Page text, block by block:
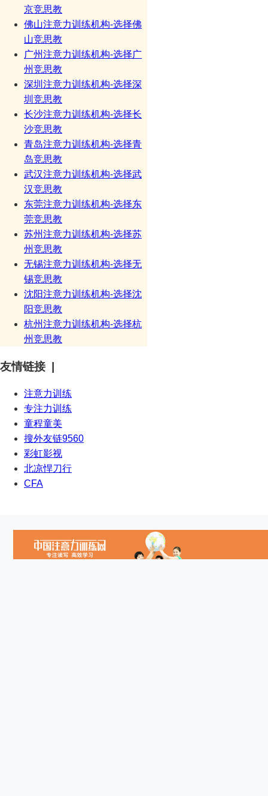
京竞思教
佛山注意力训练机构-选择佛
山竞思教
广州注意力训练机构-选择广
州竞思教
深圳注意力训练机构-选择深
圳竞思教
长沙注意力训练机构-选择长
沙竞思教
青岛注意力训练机构-选择青
岛竞思教
武汉注意力训练机构-选择武
汉竞思教
东莞注意力训练机构-选择东
莞竞思教
苏州注意力训练机构-选择苏
州竞思教
无锡注意力训练机构-选择无
锡竞思教
沈阳注意力训练机构-选择沈
阳竞思教
杭州注意力训练机构-选择杭
州竞思教
友情链接 |
注意力训练
专注力训练
童程童美
搜外友链9560
彩虹影视
北凉悍刀行
CFA